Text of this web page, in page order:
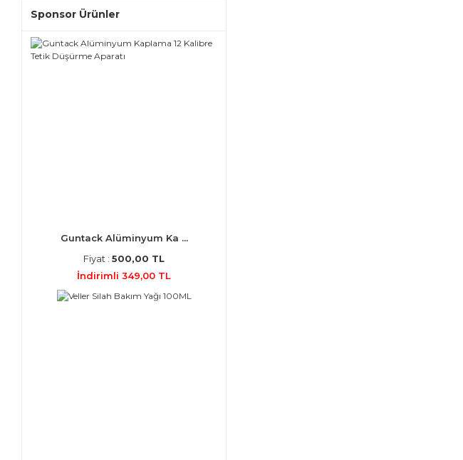
Sponsor Ürünler
Guntack Alüminyum Ka ...
Fiyat : 500,00 TL
İndirimli 349,00 TL